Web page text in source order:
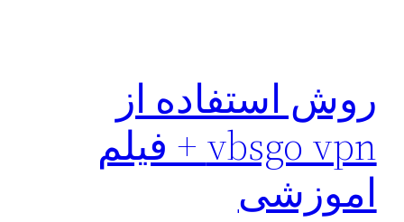
روش استفاده از
vbsgo vpn + فیلم
اموزشی